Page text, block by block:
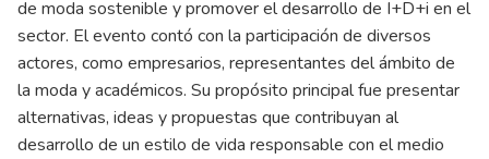
de moda sostenible y promover el desarrollo de I+D+i en el
sector. El evento contó con la participación de diversos
actores, como empresarios, representantes del ámbito de
la moda y académicos. Su propósito principal fue presentar
alternativas, ideas y propuestas que contribuyan al
desarrollo de un estilo de vida responsable con el medio